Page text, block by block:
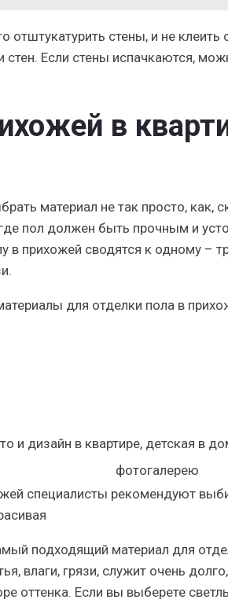
отштукатурить стены, и не
Если стены испачкаются,
в
материал не так просто, как,
пол должен быть прочным и
в прихожей сводятся к одному –
для отделки пола в
специалисты рекомендуют
подходящий материал для
влаги, грязи, служит очень
оттенка. Если вы выберете